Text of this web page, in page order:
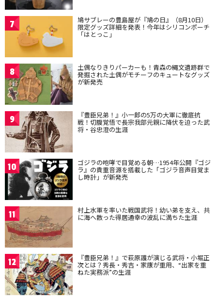
7 鳩サブレーの豊島屋が『鳩の日』（8月10日）
限定グッズ詳細を発表！今年はシリコンポーチ
「はとっこ」
8 土偶なりきりパーカーも！青森の縄文遺跡群で
発掘された土偶がモチーフのキュートなグッズ
が新発売
9 『豊臣兄弟！』小一郎の5万の大軍に徹底抗
戦！切腹覚悟で長宗我部元親に降伏を迫った武
将・谷忠澄の生涯
10 ゴジラの咆哮で目覚める朝…1954年公開『ゴジ
ラ』の貴重音源を搭載した「ゴジラ音声目覚ま
し時計」が新発売
11 村上水軍を率いた戦国武将！幼い弟を支え、共
に海へ散った得居通幸の波乱に満ちた生涯
12 『豊臣兄弟！』で萩原護が演じる武将・小堀正
次とは？秀長・秀吉・家康が重用、“出家を重
ねた実務派”の生涯